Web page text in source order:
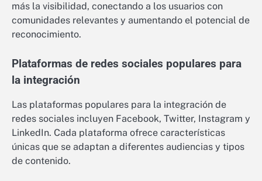
más la visibilidad, conectando a los usuarios con
comunidades relevantes y aumentando el potencial de
reconocimiento.
Plataformas de redes sociales populares para
la integración
Las plataformas populares para la integración de
redes sociales incluyen Facebook, Twitter, Instagram y
LinkedIn. Cada plataforma ofrece características
únicas que se adaptan a diferentes audiencias y tipos
de contenido.